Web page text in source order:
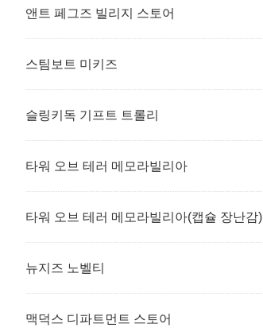
앤트 페그즈 빌리지 스토어
스팀보트 미키즈
슬링키독 기프트 트롤리
타워 오브 테러 메모라빌리아
타워 오브 테러 메모라빌리아(캡슐 장난감)
뉴지즈 노벨티
맥덕스 디파트먼트 스토어